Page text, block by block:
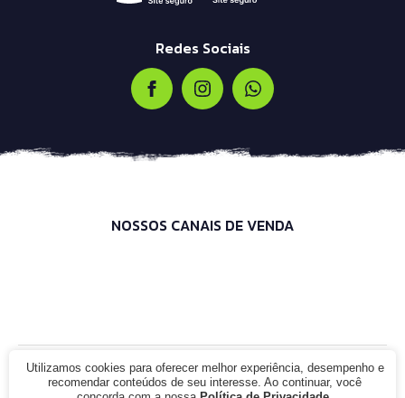
Redes Sociais
NOSSOS CANAIS DE VENDA
© 2021 - Infinity Bike Shop. CNPJ: 00.000.000/0000-00. Todos os
direitos reservados.
Utilizamos cookies para oferecer melhor experiência, desempenho e
recomendar conteúdos de seu interesse. Ao continuar, você